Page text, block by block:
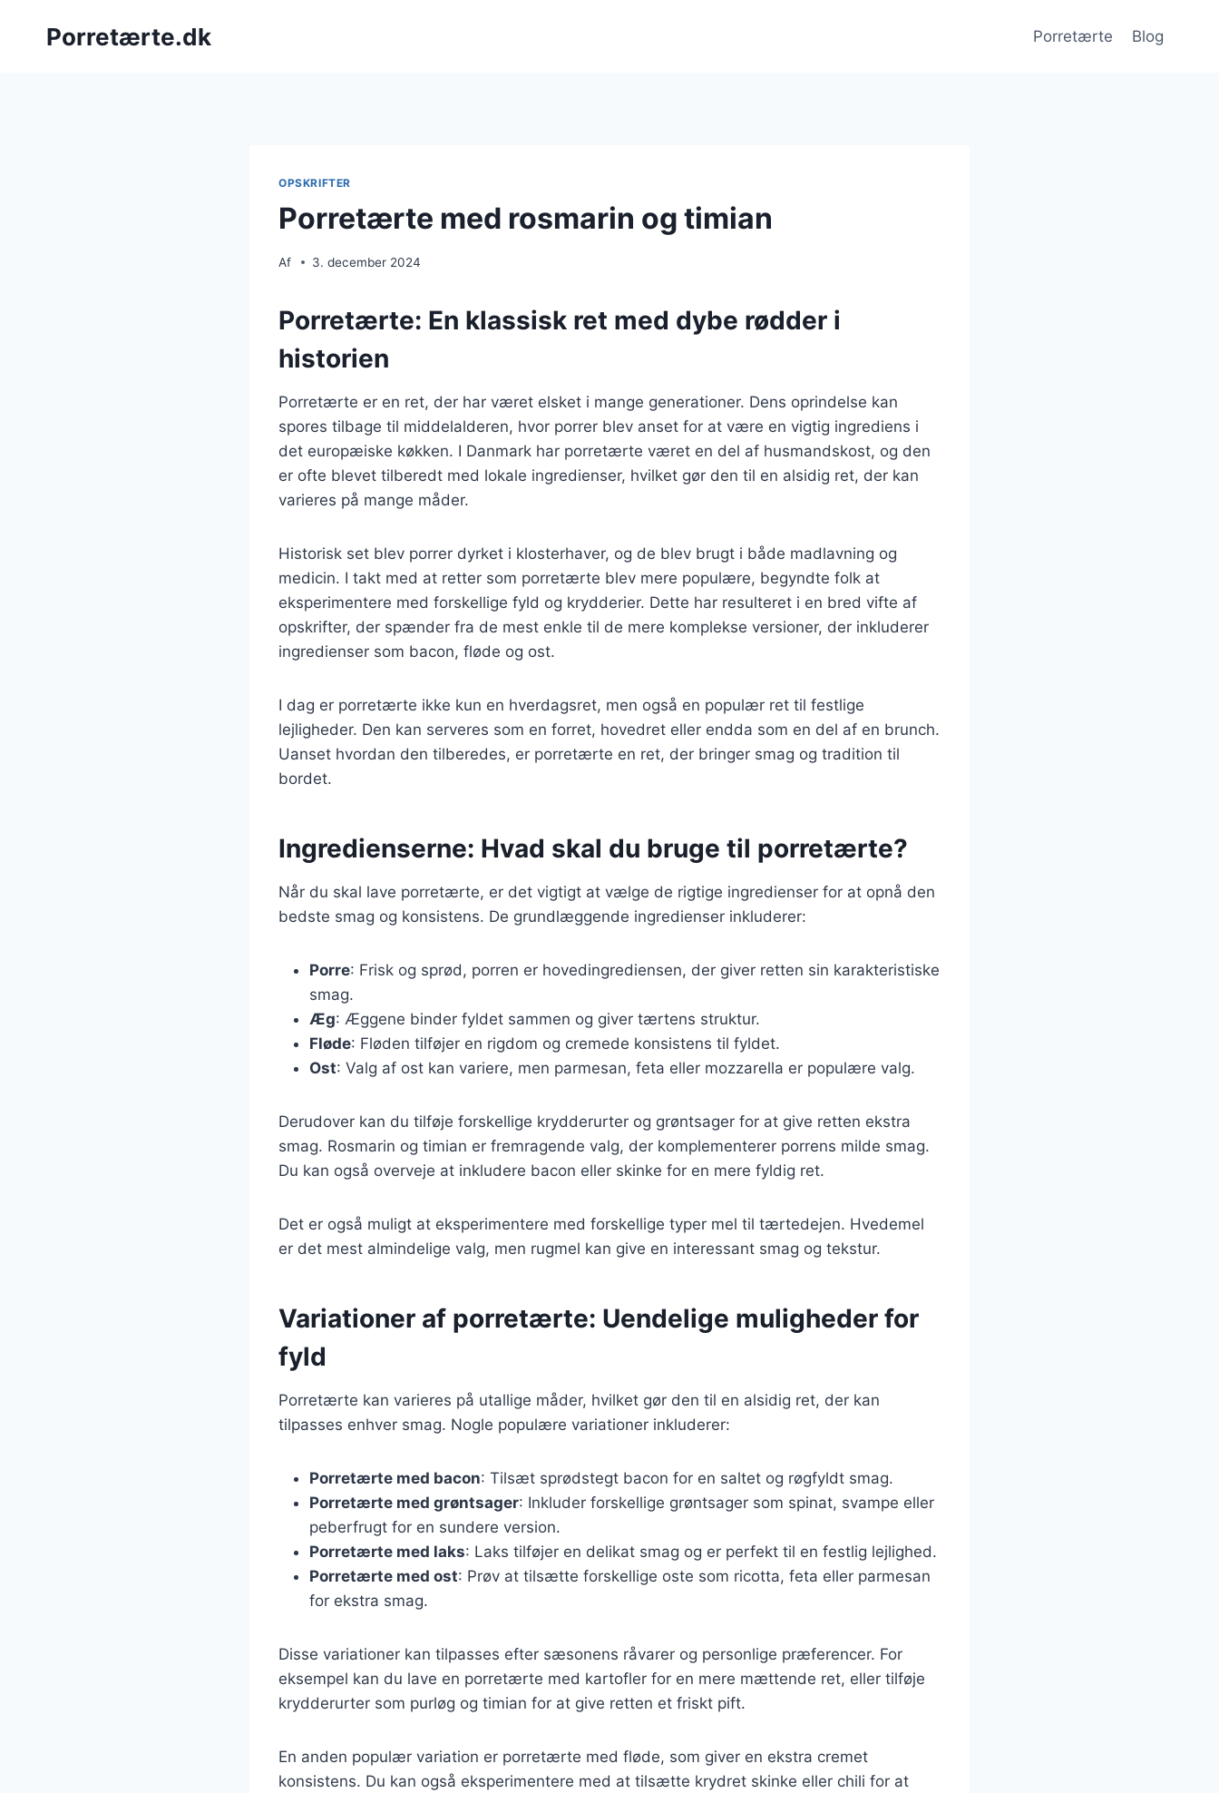
Porretærte.dk Porretærte Blog
OPSKRIFTER
Porretærte med rosmarin og timian
Af 3. december 2024
Porretærte: En klassisk ret med dybe rødder i
historien
Porretærte er en ret, der har været elsket i mange generationer. Dens oprindelse kan
spores tilbage til middelalderen, hvor porrer blev anset for at være en vigtig ingrediens i
det europæiske køkken. I Danmark har porretærte været en del af husmandskost, og den
er ofte blevet tilberedt med lokale ingredienser, hvilket gør den til en alsidig ret, der kan
varieres på mange måder.
Historisk set blev porrer dyrket i klosterhaver, og de blev brugt i både madlavning og
medicin. I takt med at retter som porretærte blev mere populære, begyndte folk at
eksperimentere med forskellige fyld og krydderier. Dette har resulteret i en bred vifte af
opskrifter, der spænder fra de mest enkle til de mere komplekse versioner, der inkluderer
ingredienser som bacon, fløde og ost.
I dag er porretærte ikke kun en hverdagsret, men også en populær ret til festlige
lejligheder. Den kan serveres som en forret, hovedret eller endda som en del af en brunch.
Uanset hvordan den tilberedes, er porretærte en ret, der bringer smag og tradition til
bordet.
Ingredienserne: Hvad skal du bruge til porretærte?
Når du skal lave porretærte, er det vigtigt at vælge de rigtige ingredienser for at opnå den
bedste smag og konsistens. De grundlæggende ingredienser inkluderer:
Porre: Frisk og sprød, porren er hovedingrediensen, der giver retten sin karakteristiske
smag.
Æg: Æggene binder fyldet sammen og giver tærtens struktur.
Fløde: Fløden tilføjer en rigdom og cremede konsistens til fyldet.
Ost: Valg af ost kan variere, men parmesan, feta eller mozzarella er populære valg.
Derudover kan du tilføje forskellige krydderurter og grøntsager for at give retten ekstra
smag. Rosmarin og timian er fremragende valg, der komplementerer porrens milde smag.
Du kan også overveje at inkludere bacon eller skinke for en mere fyldig ret.
Det er også muligt at eksperimentere med forskellige typer mel til tærtedejen. Hvedemel
er det mest almindelige valg, men rugmel kan give en interessant smag og tekstur.
Variationer af porretærte: Uendelige muligheder for
fyld
Porretærte kan varieres på utallige måder, hvilket gør den til en alsidig ret, der kan
tilpasses enhver smag. Nogle populære variationer inkluderer:
Porretærte med bacon: Tilsæt sprødstegt bacon for en saltet og røgfyldt smag.
Porretærte med grøntsager: Inkluder forskellige grøntsager som spinat, svampe eller
peberfrugt for en sundere version.
Porretærte med laks: Laks tilføjer en delikat smag og er perfekt til en festlig lejlighed.
Porretærte med ost: Prøv at tilsætte forskellige oste som ricotta, feta eller parmesan
for ekstra smag.
Disse variationer kan tilpasses efter sæsonens råvarer og personlige præferencer. For
eksempel kan du lave en porretærte med kartofler for en mere mættende ret, eller tilføje
krydderurter som purløg og timian for at give retten et friskt pift.
En anden populær variation er porretærte med fløde, som giver en ekstra cremet
konsistens. Du kan også eksperimentere med at tilsætte krydret skinke eller chili for at